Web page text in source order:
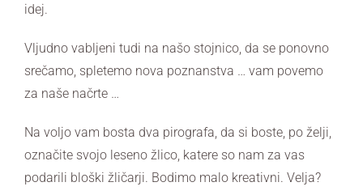
idej.
Vljudno vabljeni tudi na našo stojnico, da se ponovno
srečamo, spletemo nova poznanstva … vam povemo
za naše načrte …
Na voljo vam bosta dva pirografa, da si boste, po želji,
označite svojo leseno žlico, katere so nam za vas
podarili bloški žličarji. Bodimo malo kreativni. Velja?